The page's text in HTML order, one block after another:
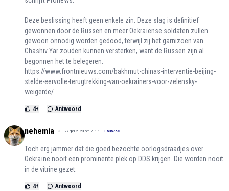
Deze beslissing heeft geen enkele zin. Deze slag is definitief
gewonnen door de Russen en meer Oekraïense soldaten zullen
gewoon onnodig worden gedood, terwijl zij het garnizoen van
Chashiv Yar zouden kunnen versterken, want de Russen zijn al
begonnen het te belegeren.
https://www.frontnieuws.com/bakhmut-chinas-interventie-beijing-
stelde-eervolle-terugtrekking-van-oekrainers-voor-zelensky-
weigerde/
4+ Antwoord
nehemia 27 april 2023 om 20:08 + 535768
Toch erg jammer dat die goed bezochte oorlogsdraadjes over
Oekraïne nooit een prominente plek op DDS krijgen. Die worden nooit
in de vitrine gezet.
4+ Antwoord